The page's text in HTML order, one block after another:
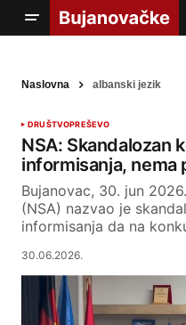
Naslovna albanski jezik
DRUŠTVOPREŠEVO
NSA: Skandalozan
informisanja, nema
Bujanovac, 30. jun
(NSA) nazvao je
informisanja da na
30.06.2026.